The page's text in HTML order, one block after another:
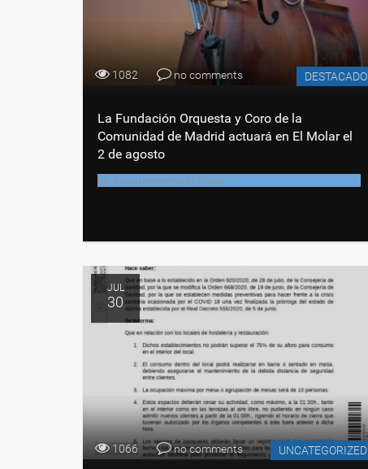
1082 no comments DESTACADO
La Fundación Orquesta y Coro de la
Comunidad de Madrid actuará en El Molar el
2 de agosto
by Ayuntamiento El Molar
JUL
30
1066 no comments UNCATEGORIZED